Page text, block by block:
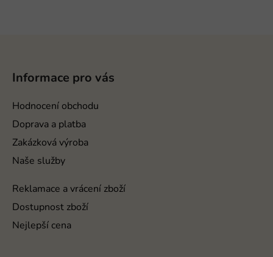
Informace pro vás
Hodnocení obchodu
Doprava a platba
Zakázková výroba
Naše služby
Reklamace a vrácení zboží
Dostupnost zboží
Nejlepší cena